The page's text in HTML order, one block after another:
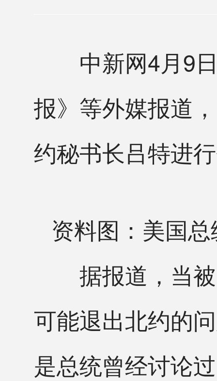
中新网4月9日
报》等外媒报道
约秘书长吕特进
资料图：美国
据报道，当被
可能退出北约的
是总统曾经讨论